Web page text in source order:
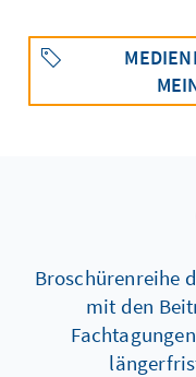
Broschürenreihe
mit den